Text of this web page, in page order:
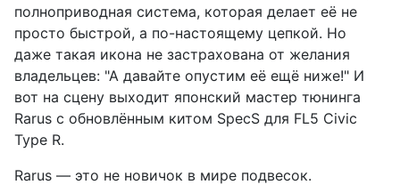
полноприводная система, которая делает её не
просто быстрой, а по-настоящему цепкой. Но
даже такая икона не застрахована от желания
владельцев: "А давайте опустим её ещё ниже!" И
вот на сцену выходит японский мастер тюнинга
Rarus с обновлённым китом SpecS для FL5 Civic
Type R.
Rarus — это не новичок в мире подвесок.